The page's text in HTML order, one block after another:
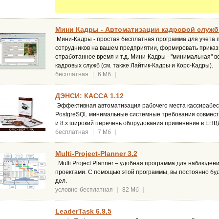
Мини Кадры - Автоматизации кадровой
Мини-Кадры - простая бесплатная программа для учета
сотрудников на вашем предприятии, формировать
отработанное время и т.д. Мини-Кадры - "минимальная"
кадровых служб (см. также Лайтик-Кадры и Корс-Кадры).
бесплатная
6 Мб
ДЭНСИ: КАССА 1.12
Эффективная автоматизация рабочего места
PostgreSQL минимальные системные требования
и 8.х широкий перечень оборудования применение в
бесплатная
7 Мб
Multi-Project-Planner 3.2
Multi Project Planner – удобная программа для
проектами. С помощью этой программы, вы постоянно
дел.
условно-бесплатная
82 Мб
LeaderTask 6.9.5